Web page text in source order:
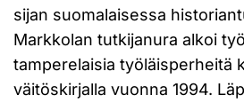
sijan suomalaisessa
Markkolan tutkijanura alkoi
tamperelaisia työläisperheitä
väitöskirjalla vuonna 1994.